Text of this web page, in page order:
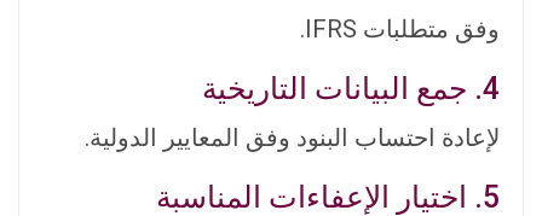
وفق متطلبات IFRS.
4. جمع البيانات التاريخية
لإعادة احتساب البنود وفق المعايير الدولية.
5. اختيار الإعفاءات المناسبة